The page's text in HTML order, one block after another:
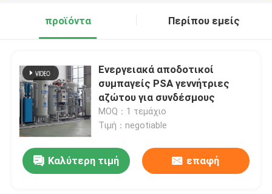
προϊόντα Περίπου εμείς
Ενεργειακά αποδοτικοί
συμπαγείς PSA γεννήτριες
αζώτου για συνδέσμους
MOQ：1 τεμάχιο
Τιμή：negotiable
Καλύτερη τιμή επαφή